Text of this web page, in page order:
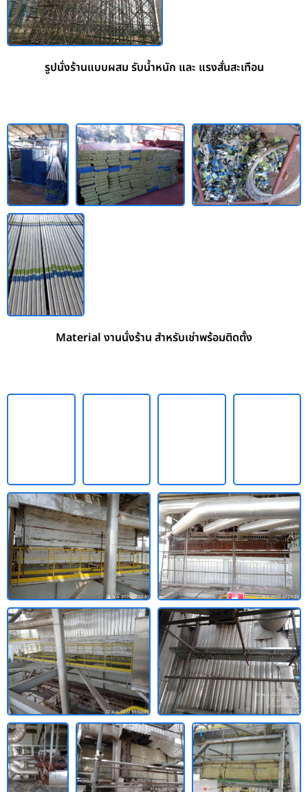
รูปนั่งร้านแบบผสม รับน้ำหนัก และ แรงสั่นสะเทือน
Material งานนั่งร้าน สำหรับเช่าพร้อมติดตั้ง